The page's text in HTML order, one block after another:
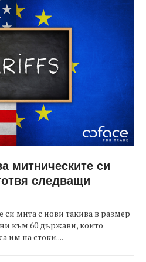
митническите си
следващи
мита с нови такива в размер
към 60 държави, които
им на стоки....